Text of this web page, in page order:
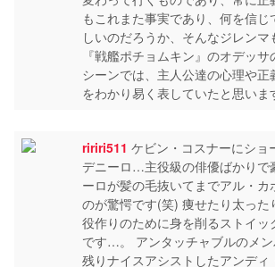
もこれまた事実であり、何を信じ
しいのだろうか、そんなジレンマ
『戦艦ポチョムキン』のオデッ
シーンでは、主人公達の心理や
をわかり易く表していたと思いま
ririri511 ケビン・コスナーにショ
デニーロ…主役級の俳優ばかりで
ーロが髪の毛抜いてまでアル・カ
のが驚愕です(笑) 痩せたり太った
役作りのために身を削るストイッ
です…。 アンタッチャブルのメ
残りナイスアシストしたアンディ